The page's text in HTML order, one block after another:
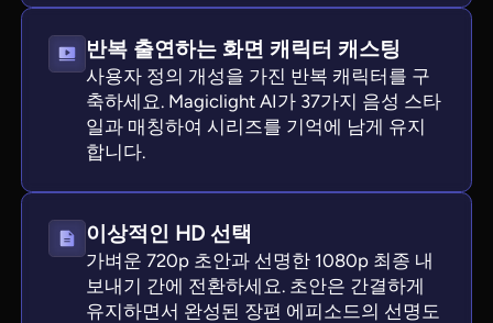
반복 출연하는 화면 캐릭터 캐스팅
사용자 정의 개성을 가진 반복 캐릭터를 구
축하세요. Magiclight AI가 37가지 음성 스타
일과 매칭하여 시리즈를 기억에 남게 유지
합니다.
이상적인 HD 선택
가벼운 720p 초안과 선명한 1080p 최종 내
보내기 간에 전환하세요. 초안은 간결하게
유지하면서 완성된 장편 에피소드의 선명도